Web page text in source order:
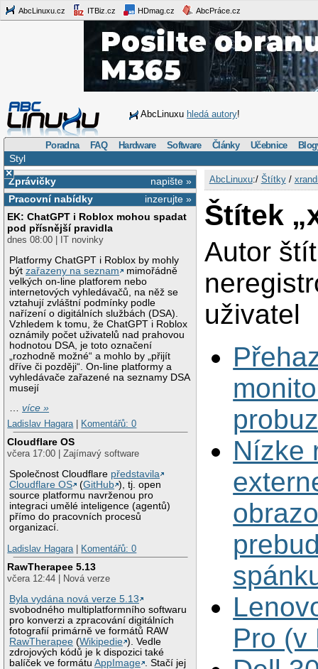
AbcLinuxu.cz ITBiz.cz HDmag.cz AbcPráce.cz
AbcLinuxu hledá autory!
Poradna FAQ Hardware Software Články Učebnice
Styl
×
napište »
Zprávičky
inzerujte »
Pracovní nabídky
EK: ChatGPT i Roblox mohou spadat
pod přísnější pravidla
dnes 08:00 | IT novinky
Platformy ChatGPT i Roblox by mohly
býtzařazeny na seznam
mimořádně
velkých on-line platforem nebo
internetových vyhledávačů, na něž se
vztahují zvláštní podmínky podle
nařízení o digitálních službách (DSA).
Vzhledem k tomu, že ChatGPT i Roblox
oznámily počet uživatelů nad prahovou
hodnotou DSA, je toto označení
„rozhodně možné“ a mohlo by „přijít
dříve či později“. On-line platformy a
vyhledávače zařazené na seznamy DSA
musejí
…více »
Ladislav Hagara
Komentářů: 0
Cloudflare OS
včera 17:00 | Zajímavý software
Společnost Cloudflare představila
Cloudflare OS
(GitHub ), tj. open
source platformu navrženou pro
integraci umělé inteligence (agentů)
přímo do pracovních procesů
organizací.
Ladislav Hagara
Komentářů: 0
RawTherapee 5.13
včera 12:44 | Nová verze
Byla vydána nová verze 5.13
svobodného multiplatformního softwaru
pro konverzi a zpracování digitálních
fotografií primárně ve formátů RAW
RawTherapee (Wikipedie ). Vedle
zdrojových kódů je k dispozici také
balíček ve formátuAppImage . Stačí jej
AbcLinuxu:/ Štítky/
Štítek
Autor
uživatel
Nízke
Pro (v